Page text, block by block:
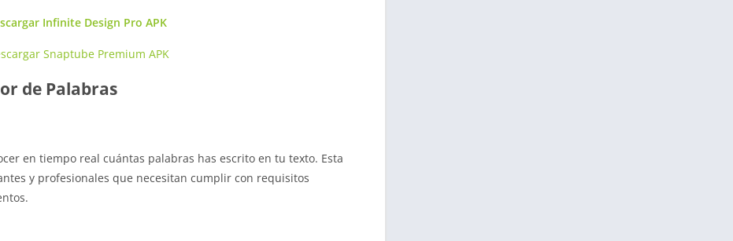
Infinite Design Pro APK
Snaptube Premium APK
de Palabras
en tiempo real cuántas palabras has escrito en tu texto. Esta
y profesionales que necesitan cumplir con requisitos